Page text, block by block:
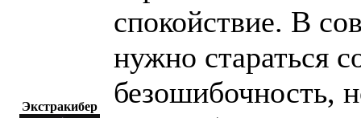
Экстракибер
спокойствие. В
нужно стараться
безошибочность,